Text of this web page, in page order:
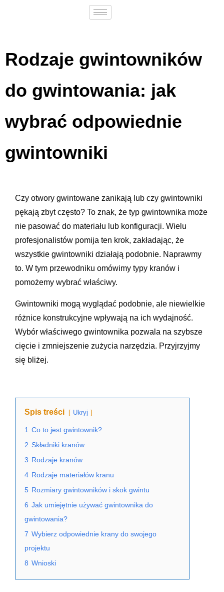
Rodzaje gwintowników
do gwintowania: jak
wybrać odpowiednie
gwintowniki
Czy otwory gwintowane zanikają lub czy gwintowniki
pękają zbyt często? To znak, że typ gwintownika może
nie pasować do materiału lub konfiguracji. Wielu
profesjonalistów pomija ten krok, zakładając, że
wszystkie gwintowniki działają podobnie. Naprawmy
to. W tym przewodniku omówimy typy kranów i
pomożemy wybrać właściwy.
Gwintowniki mogą wyglądać podobnie, ale niewielkie
różnice konstrukcyjne wpływają na ich wydajność.
Wybór właściwego gwintownika pozwala na szybsze
cięcie i zmniejszenie zużycia narzędzia. Przyjrzyjmy
się bliżej.
Spis treści Ukryj
1 Co to jest gwintownik?
2 Składniki kranów
3 Rodzaje kranów
4 Rodzaje materiałów kranu
5 Rozmiary gwintowników i skok gwintu
6 Jak umiejętnie używać gwintownika do
gwintowania?
7 Wybierz odpowiednie krany do swojego
projektu
8 Wnioski